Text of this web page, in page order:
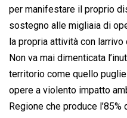
per manifestare il proprio
sostegno alle migliaia di
la propria attività con
Non va mai dimenticata
territorio come quello
opere a violento impatto
Regione che produce